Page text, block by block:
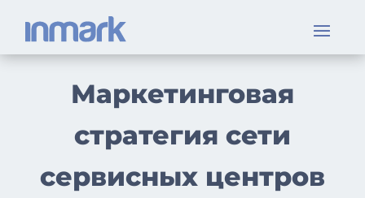
Маркетинговая
стратегия сети
сервисных центров